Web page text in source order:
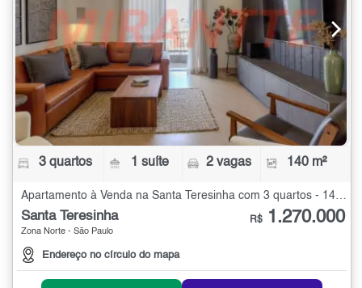
3 quartos 1 suíte 2 vagas 140 m²
Santa Teresinha
Zona Norte - São Paulo
Endereço no círculo do mapa
R$ 1.270.000